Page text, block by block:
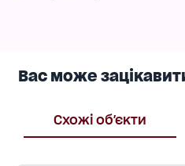
Вас може
Схожі об'єкти